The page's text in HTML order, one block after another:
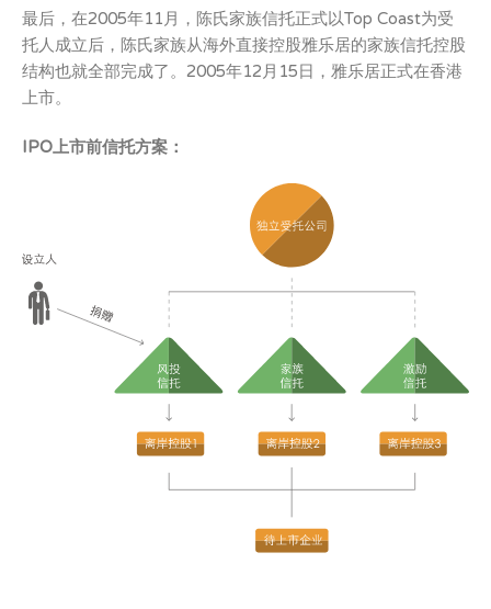
最后，在2005年11月，陈氏家族信托正式以Top Coast为受
托人成立后，陈氏家族从海外直接控股雅乐居的家族信托控股
结构也就全部完成了。2005年12月15日，雅乐居正式在香港
上市。
IPO 上市前信托方案：